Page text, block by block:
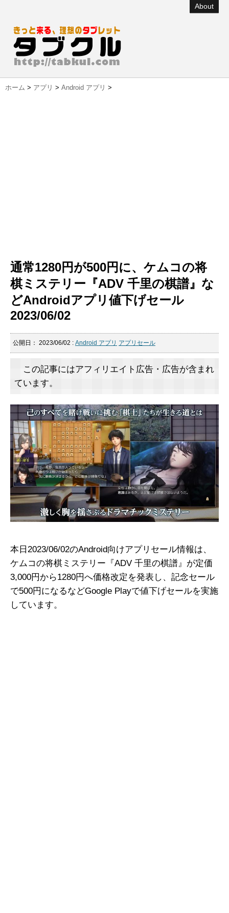
About
ホーム > アプリ > Android アプリ >
通常1280円が500円に、ケムコの将
棋ミステリー『ADV 千里の棋譜』な
どAndroidアプリ値下げセール
2023/06/02
公開日： 2023/06/02 : Android アプリ アプリセール
この記事にはアフィリエイト広告・広告が含まれ
ています。
本日2023/06/02のAndroid向けアプリセール情報は、
ケムコの将棋ミステリー『ADV 千里の棋譜』が定価
3,000円から1280円へ価格改定を発表し、記念セール
で500円になるなどGoogle Playで値下げセールを実施
しています。